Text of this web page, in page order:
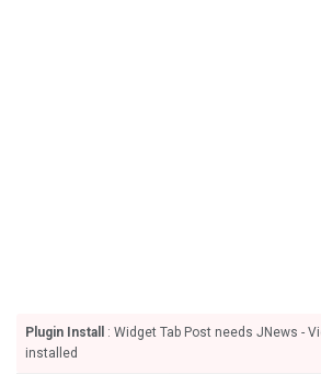
Plugin Install
: Widget Tab Post needs JNews -
installed